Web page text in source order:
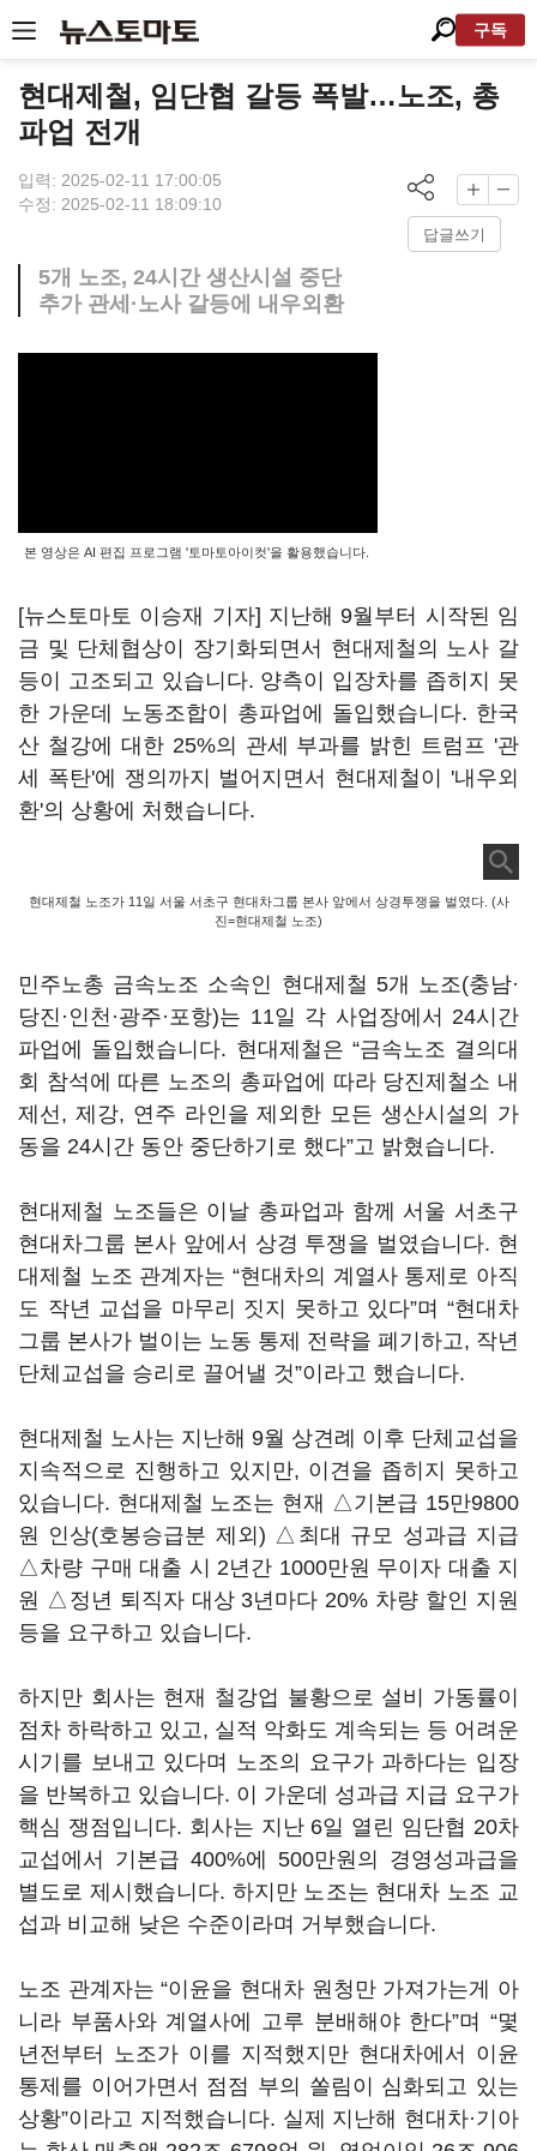
구독
현대제철, 임단협 갈등 폭발…노조, 총
파업 전개
입력: 2025-02-11 17:00:05
수정: 2025-02-11 18:09:10
답글쓰기
5개 노조, 24시간 생산시설 중단
추가 관세·노사 갈등에 내우외환
본 영상은 AI 편집 프로그램 '토마토아이컷'을 활용했습니다.
[뉴스토마토 이승재 기자] 지난해 9월부터 시작된 임
금 및 단체협상이 장기화되면서 현대제철의 노사 갈
등이 고조되고 있습니다. 양측이 입장차를 좁히지 못
한 가운데 노동조합이 총파업에 돌입했습니다. 한국
산 철강에 대한 25%의 관세 부과를 밝힌 트럼프 '관
세 폭탄'에 쟁의까지 벌어지면서 현대제철이 '내우외
환'의 상황에 처했습니다.
현대제철 노조가 11일 서울 서초구 현대차그룹 본사 앞에서 상경투쟁을 벌였다. (사
진=현대제철 노조)
민주노총 금속노조 소속인 현대제철 5개 노조(충남·
당진·인천·광주·포항)는 11일 각 사업장에서 24시간
파업에 돌입했습니다. 현대제철은 “금속노조 결의대
회 참석에 따른 노조의 총파업에 따라 당진제철소 내
제선, 제강, 연주 라인을 제외한 모든 생산시설의 가
동을 24시간 동안 중단하기로 했다”고 밝혔습니다.
현대제철 노조들은 이날 총파업과 함께 서울 서초구
현대차그룹 본사 앞에서 상경 투쟁을 벌였습니다. 현
대제철 노조 관계자는 “현대차의 계열사 통제로 아직
도 작년 교섭을 마무리 짓지 못하고 있다”며 “현대차
그룹 본사가 벌이는 노동 통제 전략을 폐기하고, 작년
단체교섭을 승리로 끌어낼 것”이라고 했습니다.
현대제철 노사는 지난해 9월 상견례 이후 단체교섭을
지속적으로 진행하고 있지만, 이견을 좁히지 못하고
있습니다. 현대제철 노조는 현재 △기본급 15만9800
원 인상(호봉승급분 제외) △최대 규모 성과급 지급
△차량 구매 대출 시 2년간 1000만원 무이자 대출 지
원 △정년 퇴직자 대상 3년마다 20% 차량 할인 지원
등을 요구하고 있습니다.
하지만 회사는 현재 철강업 불황으로 설비 가동률이
점차 하락하고 있고, 실적 악화도 계속되는 등 어려운
시기를 보내고 있다며 노조의 요구가 과하다는 입장
을 반복하고 있습니다. 이 가운데 성과급 지급 요구가
핵심 쟁점입니다. 회사는 지난 6일 열린 임단협 20차
교섭에서 기본급 400%에 500만원의 경영성과급을
별도로 제시했습니다. 하지만 노조는 현대차 노조 교
섭과 비교해 낮은 수준이라며 거부했습니다.
노조 관계자는 “이윤을 현대차 원청만 가져가는게 아
니라 부품사와 계열사에 고루 분배해야 한다”며 “몇
년전부터 노조가 이를 지적했지만 현대차에서 이윤
통제를 이어가면서 점점 부의 쏠림이 심화되고 있는
상황”이라고 지적했습니다. 실제 지난해 현대차·기아